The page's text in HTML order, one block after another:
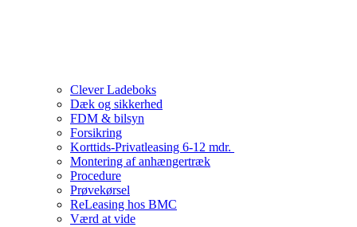
Clever Ladeboks
Dæk og sikkerhed
FDM & bilsyn
Forsikring
Korttids-Privatleasing 6-12 mdr.
Montering af anhængertræk
Procedure
Prøvekørsel
ReLeasing hos BMC
Værd at vide